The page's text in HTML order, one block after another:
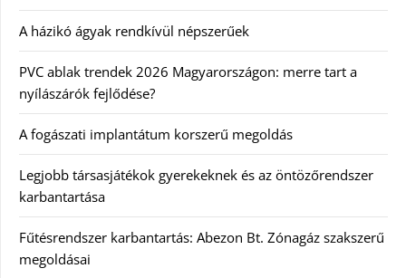
A házikó ágyak rendkívül népszerűek
PVC ablak trendek 2026 Magyarországon: merre tart a
nyílászárók fejlődése?
A fogászati implantátum korszerű megoldás
Legjobb társasjátékok gyerekeknek és az öntözőrendszer
karbantartása
Fűtésrendszer karbantartás: Abezon Bt. Zónagáz szakszerű
megoldásai